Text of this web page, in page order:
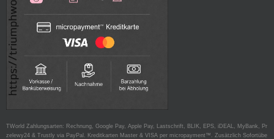
TWorld Zahlungsarten: Rechnung, Google Pay, Apple Pay, Lastschrift, BLIK, EPS, iDEAL, MyBank, Pr
zelewy24 & Trustly via PayPal. Kreditkarten Master & VISA per micropayment™. Zusätzlich Sofortübe